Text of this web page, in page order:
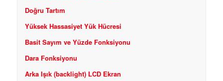
Doğru Tartım
Yüksek Hassasiyet Yük Hücresi
Basit Sayım ve Yüzde Fonksiyonu
Dara Fonksiyonu
Arka Işık (backlight) LCD Ekran